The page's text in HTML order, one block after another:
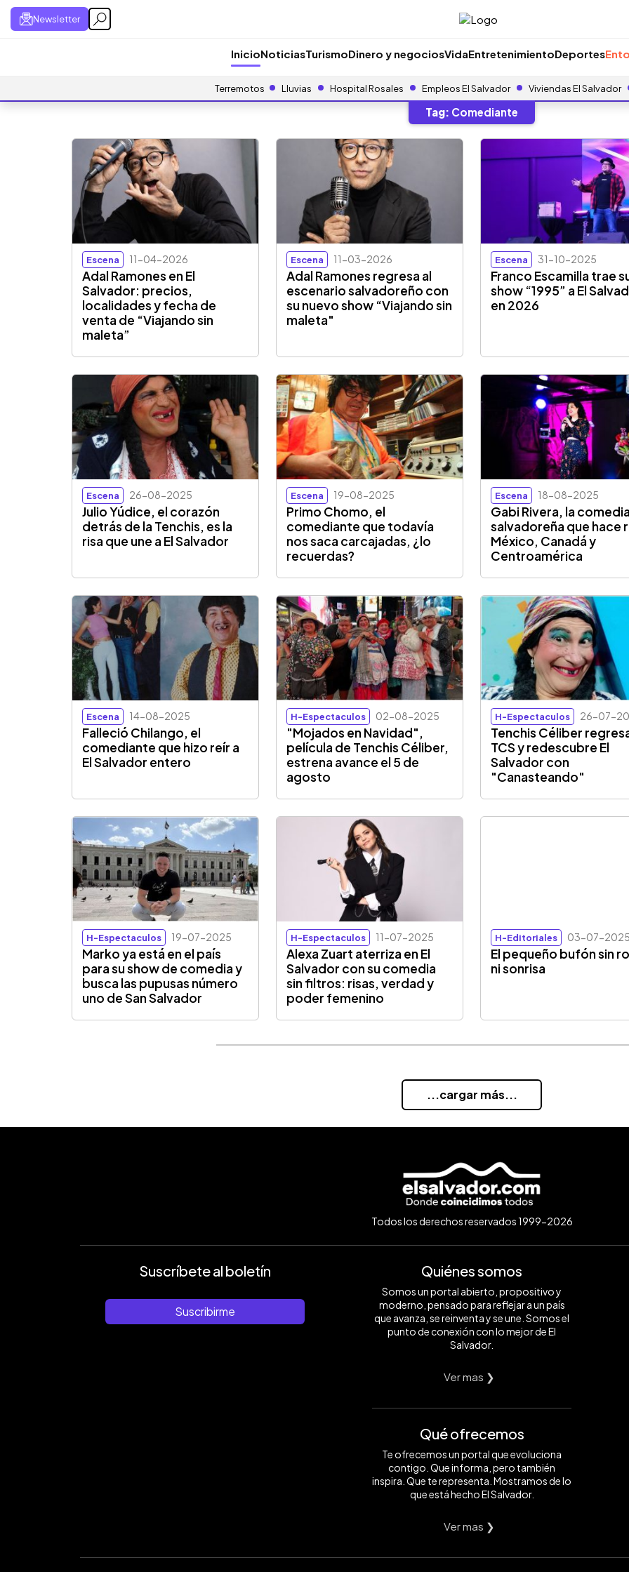
Newsletter
InicioNoticiasTurismoDinero y negociosVidaEntretenimientoDeportes
Terremotos Lluvias Hospital Rosales Empleos El Salvador Viviendas El Salvador
Tag: Comediante
Escena 11-04-2026
Adal Ramones en El
Salvador: precios,
localidades y fecha de
venta de “Viajando sin
maleta”
Escena 11-03-2026
Adal Ramones regresa al
escenario salvadoreño con
su nuevo show “Viajando sin
maleta"
Escena 31-10-2025
Franco Escamilla trae
show “1995” a El
en 2026
Escena 26-08-2025
Julio Yúdice, el corazón
detrás de la Tenchis, es la
risa que une a El Salvador
Escena 19-08-2025
Primo Chomo, el
comediante que todavía
nos saca carcajadas, ¿lo
recuerdas?
Escena 18-08-2025
Gabi Rivera, la
salvadoreña que hace
México, Canadá y
Centroamérica
Escena 14-08-2025
Falleció Chilango, el
comediante que hizo reír a
El Salvador entero
H-Espectaculos 02-08-2025
"Mojados en Navidad",
película de Tenchis Céliber,
estrena avance el 5 de
agosto
H-Espectaculos 26-07-
Tenchis Céliber
TCS y redescubre El
Salvador con
"Canasteando"
H-Espectaculos 19-07-2025
Marko ya está en el país
para su show de comedia y
busca las pupusas número
uno de San Salvador
H-Espectaculos 11-07-2025
Alexa Zuart aterriza en El
Salvador con su comedia
sin filtros: risas, verdad y
poder femenino
H-Editoriales 03-07-2025
El pequeño bufón sin
ni sonrisa
...cargar más...
Todos los derechos reservados 1999-2026
Suscríbete al boletín
Suscribirme
Quiénes somos
Somos un portal abierto, propositivo y
moderno, pensado para reflejar a un país
que avanza, se reinventa y se une. Somos el
punto de conexión con lo mejor de El
Salvador.
Ver mas ❯
Qué ofrecemos
Te ofrecemos un portal que evoluciona
contigo. Que informa, pero también
inspira. Que te representa. Mostramos de lo
que está hecho El Salvador.
Ver mas ❯